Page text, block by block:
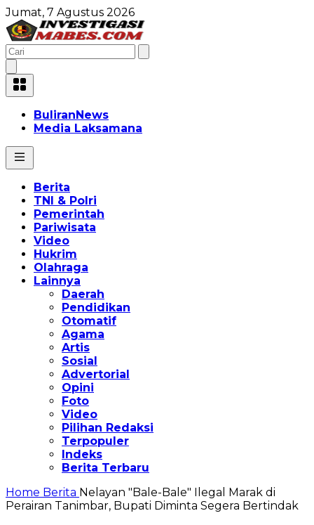
Jumat, 7 Agustus 2026
BuliranNews
Media Laksamana
Berita
TNI & Polri
Pemerintah
Pariwisata
Video
Hukrim
Olahraga
Lainnya
Daerah
Pendidikan
Otomatif
Agama
Artis
Sosial
Advertorial
Opini
Foto
Video
Pilihan Redaksi
Terpopuler
Indeks
Berita Terbaru
Home Berita Nelayan "Bale-Bale" Ilegal Marak di
Perairan Tanimbar, Bupati Diminta Segera Bertindak